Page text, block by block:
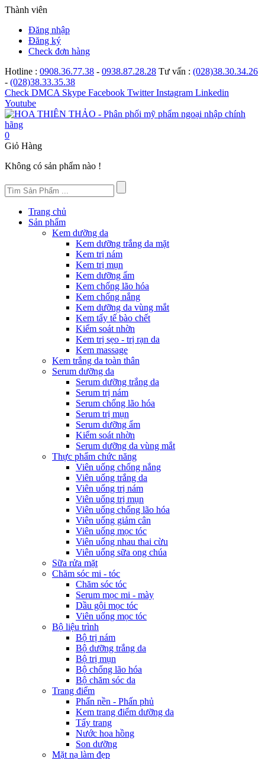
Thành viên
Đăng nhập
Đăng ký
Check đơn hàng
Hotline : 0908.36.77.38 - 0938.87.28.28 Tư vấn : (028)38.30.34.26
- (028)38.33.35.38
Check DMCA Skype Facebook Twitter Instagram Linkedin
Youtube
0
Giỏ Hàng
Không có sản phẩm nào !
Trang chủ
Sản phẩm
Kem dưỡng da
Kem dưỡng trắng da mặt
Kem trị nám
Kem trị mụn
Kem dưỡng ẩm
Kem chống lão hóa
Kem chống nắng
Kem dưỡng da vùng mắt
Kem tẩy tế bào chết
Kiểm soát nhờn
Kem trị sẹo - trị rạn da
Kem massage
Kem trắng da toàn thân
Serum dưỡng da
Serum dưỡng trắng da
Serum trị nám
Serum chống lão hóa
Serum trị mụn
Serum dưỡng ẩm
Kiểm soát nhờn
Serum dưỡng da vùng mắt
Thực phẩm chức năng
Viên uống chống nắng
Viên uống trắng da
Viên uống trị nám
Viên uống trị mụn
Viên uống chống lão hóa
Viên uống giảm cân
Viên uống mọc tóc
Viên uống nhau thai cừu
Viên uống sữa ong chúa
Sữa rửa mặt
Chăm sóc mi - tóc
Chăm sóc tóc
Serum mọc mi - mày
Dầu gội mọc tóc
Viên uống mọc tóc
Bộ liệu trình
Bộ trị nám
Bộ dưỡng trắng da
Bộ trị mụn
Bộ chống lão hóa
Bộ chăm sóc da
Trang điểm
Phấn nền - Phấn phủ
Kem trang điểm dưỡng da
Tẩy trang
Nước hoa hồng
Son dưỡng
Mặt nạ làm đẹp